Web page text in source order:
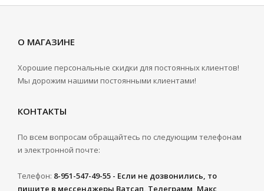
О МАГАЗИНЕ
Хорошие персональные скидки для постоянных клиентов!
Мы дорожим нашими постоянными клиентами!
КОНТАКТЫ
По всем вопросам обращайтесь по следующим телефонам
и электронной почте:
Телефон: 8-951-547-49-55 - Если не дозвонились, то
пишите в мессенджеры Ватсап, Телеграмм, Макс